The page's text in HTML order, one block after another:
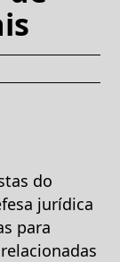
do
jurídica
para